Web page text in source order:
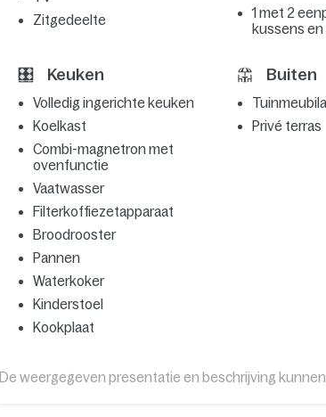
Zitgedeelte
1 met 2
kussens
Keuken
Volledig ingerichte keuken
Koelkast
Combi-magnetron met
ovenfunctie
Vaatwasser
Filterkoffiezetapparaat
Broodrooster
Pannen
Waterkoker
Kinderstoel
Kookplaat
Buiten
Privé terras
De weergegeven presentatie en beschrijving